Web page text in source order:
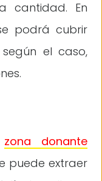
cantidad. En
podrá cubrir
el caso,
zona donante
puede extraer